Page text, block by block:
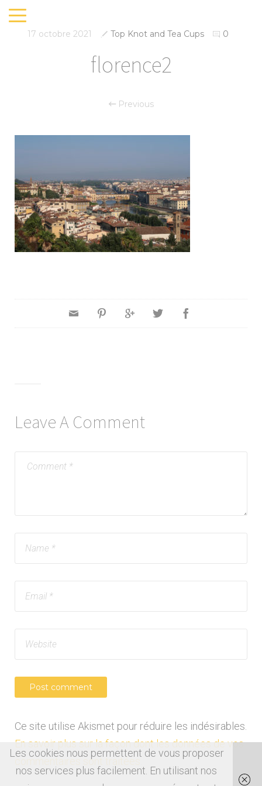
17 octobre 2021 Top Knot and Tea Cups 0
florence2
Previous
Leave A Comment
Ce site utilise Akismet pour réduire les indésirables.
En savoir plus sur la façon dont les données de vos
commentaires sont traitées
Les cookies nous permettent de vous proposer
nos services plus facilement. En utilisant nos